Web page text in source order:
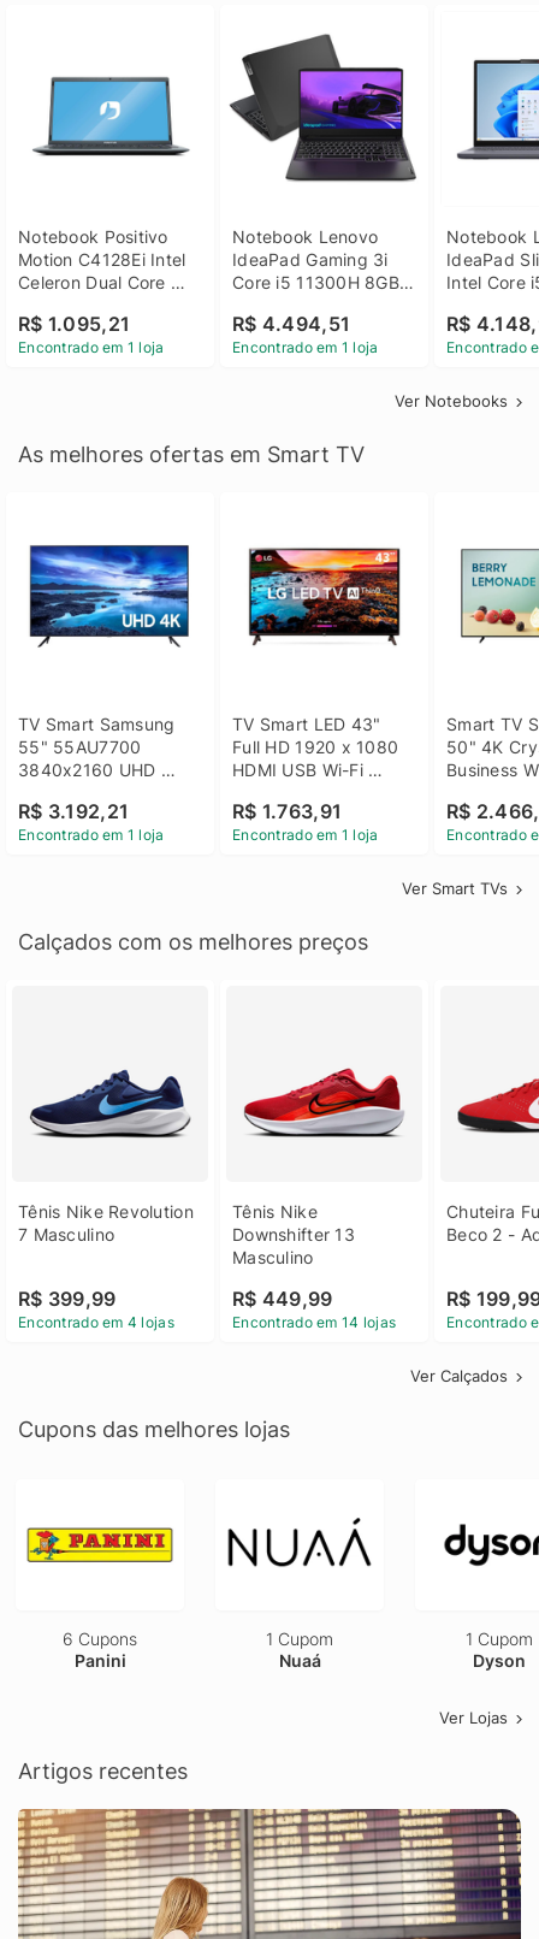
Notebook Positivo
Motion C4128Ei Intel
Celeron Dual Core
Linux 14 - 3002181
R$ 1.095,21
Encontrado em 1 loja
Notebook Lenovo
IdeaPad Gaming 3i
Core i5 11300H 8GB
GTX 1650 4GB 15.6
FHD Linux - Preto
R$ 4.494,51
Encontrado em 1 loja
Notebook
IdeaPad
Intel Core
SSD Win
R$
Encontrado
Ver Notebooks
As melhores ofertas em Smart TV
TV Smart Samsung
55" 55AU7700
3840x2160 UHD
Bluetooth
R$ 3.192,21
Encontrado em 1 loja
TV Smart LED 43"
Full HD 1920 x 1080
HDMI USB Wi-Fi
43LM631C0SB LG
R$ 1.763,91
Encontrado em 1 loja
Smart TV
50" 4K
Business
R$
Encontrado
Ver Smart TVs
Calçados com os melhores preços
Tênis Nike Revolution
7 Masculino
R$ 399,99
Encontrado em 4 lojas
Tênis Nike
Downshifter 13
Masculino
R$ 449,99
Encontrado em 14 lojas
Chuteira
Beco 2 -
R$
Encontrado
Ver Calçados
Cupons das melhores lojas
6 Cupons
Panini
1 Cupom
Nuaá
1 Cupom
Dyson
Ver Lojas
Artigos recentes